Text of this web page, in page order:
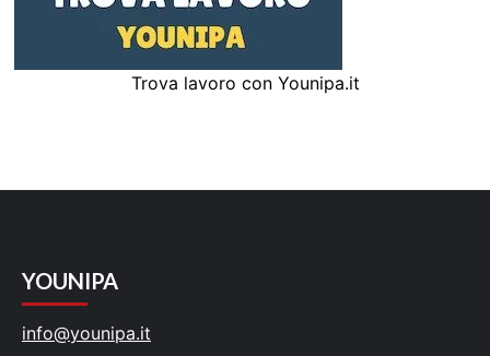
Trova lavoro con Younipa.it
YOUNIPA
info@younipa.it